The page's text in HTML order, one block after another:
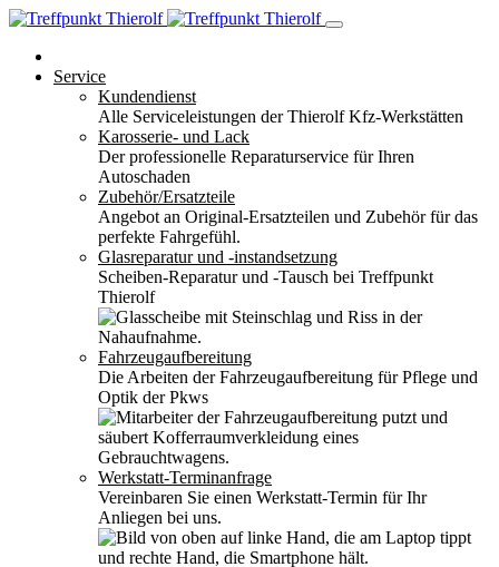
Service
Kundendienst
Alle Serviceleistungen der Thierolf Kfz-Werkstätten
Karosserie- und Lack
Der professionelle Reparaturservice für Ihren
Autoschaden
Zubehör/Ersatzteile
Angebot an Original-Ersatzteilen und Zubehör für das
perfekte Fahrgefühl.
Glasreparatur und -instandsetzung
Scheiben-Reparatur und -Tausch bei Treffpunkt
Thierolf
Fahrzeugaufbereitung
Die Arbeiten der Fahrzeugaufbereitung für Pflege und
Optik der Pkws
Werkstatt-Terminanfrage
Vereinbaren Sie einen Werkstatt-Termin für Ihr
Anliegen bei uns.